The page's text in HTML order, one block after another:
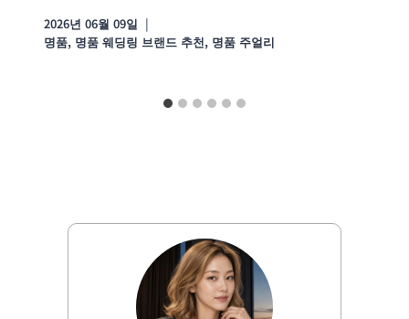
2026년 06월 09일
명품, 명품 웨딩링 브랜드 추천, 명품 주얼리